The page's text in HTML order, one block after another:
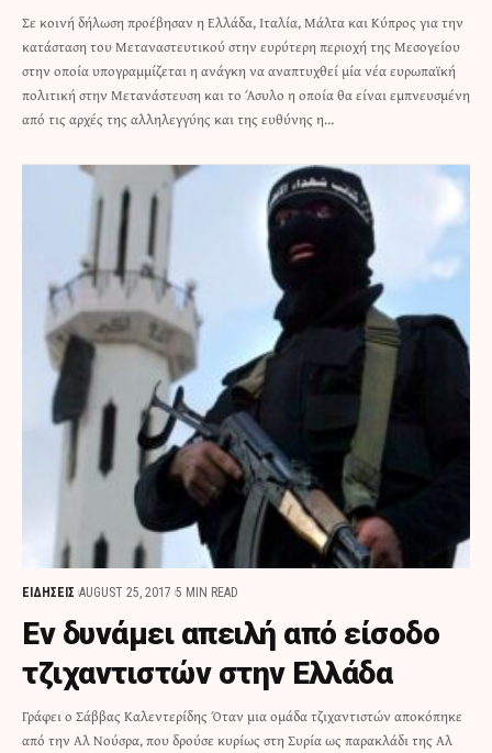
Σε κοινή δήλωση προέβησαν η Ελλάδα, Ιταλία, Μάλτα και Κύπρος για την
κατάσταση του Μεταναστευτικού στην ευρύτερη περιοχή της Μεσογείου
στην οποία υπογραμμίζεται η ανάγκη να αναπτυχθεί μία νέα ευρωπαϊκή
πολιτική στην Μετανάστευση και το Άσυλο η οποία θα είναι εμπνευσμένη
από τις αρχές της αλληλεγγύης και της ευθύνης η…
ΕΙΔΗΣΕΙΣ AUGUST 25, 2017 5 MIN READ
Εν δυνάμει απειλή από είσοδο
τζιχαντιστών στην Ελλάδα
Γράφει ο Σάββας Καλεντερίδης Όταν μια ομάδα τζιχαντιστών αποκόπηκε
από την Αλ Νούσρα, που δρούσε κυρίως στη Συρία ως παρακλάδι της Αλ